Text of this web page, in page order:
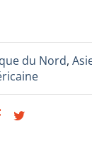
du Nord,